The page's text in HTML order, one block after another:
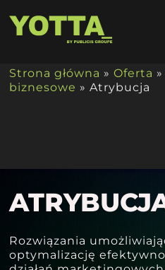
Strona główna »Oferta
biznesowe »Atrybucja
Rozwiązania
optymalizację